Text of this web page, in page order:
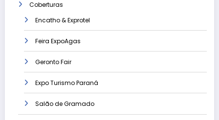
Coberturas
Encatho & Exprotel
Feira ExpoAgas
Geronto Fair
Expo Turismo Paraná
Salão de Gramado